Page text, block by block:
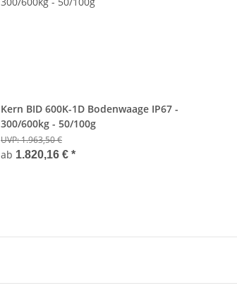
Kern BID 600K-1D Bodenwaage IP67 -
300/600kg - 50/100g
UVP:1.963,50 €
ab 1.820,16 € *